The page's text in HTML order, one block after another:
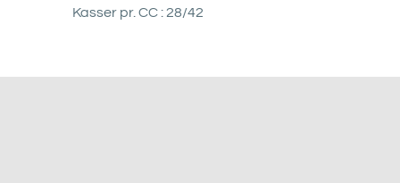
Kasser pr. CC : 28/42